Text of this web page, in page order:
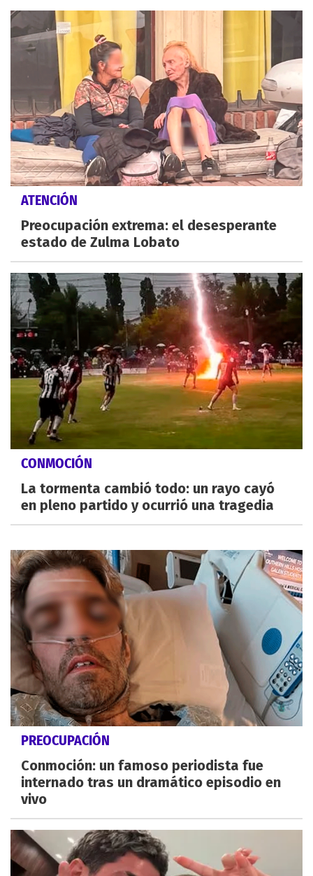
ATENCIÓN
Preocupación extrema: el desesperante
estado de Zulma Lobato
CONMOCIÓN
La tormenta cambió todo: un rayo cayó
en pleno partido y ocurrió una tragedia
PREOCUPACIÓN
Conmoción: un famoso periodista fue
internado tras un dramático episodio en
vivo